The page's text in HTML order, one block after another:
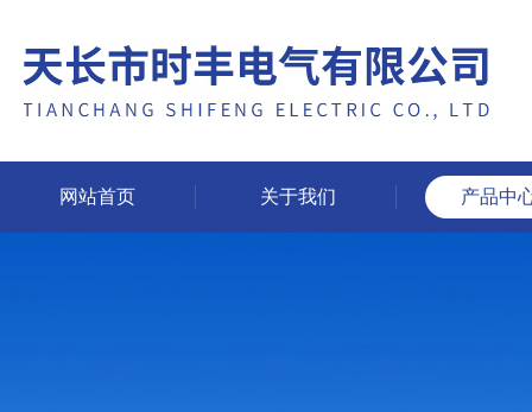
网站首页 关于我们 产品中